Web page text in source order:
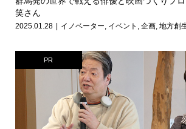
笑さん
2025.01.28 イノベーター イベント 企画, 地方創
PR